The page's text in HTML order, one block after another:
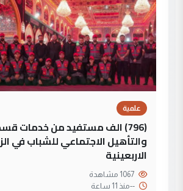
علمية
(796) الف مستفيد من خدمات
والتأهيل الاجتماعي للشباب في
الاربعينية
--منذ 11 ساعة